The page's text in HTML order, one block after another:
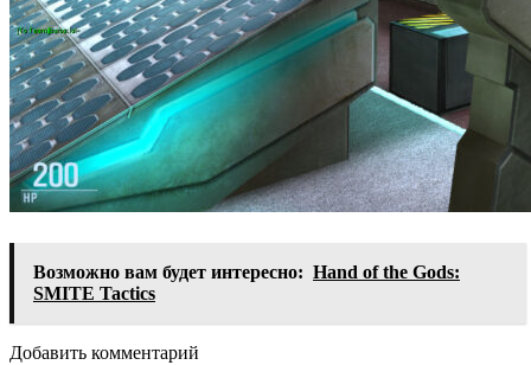
Возможно вам будет интересно: Hand of the Gods:
SMITE Tactics
Добавить комментарий